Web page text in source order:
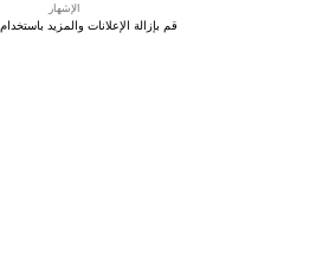
الإشهار
قم بإزالة الإعلانات والمزيد باستخدام Turbo